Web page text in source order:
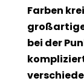
Farben
bei der